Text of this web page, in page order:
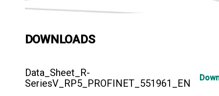
DOWNLOADS
Data_Sheet_R-
SeriesV_RP5_PROFINET_551961_EN